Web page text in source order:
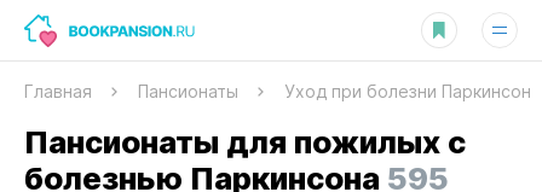
Главная Пансионаты Уход при болезни Паркинсон
Пансионаты для пожилых с
болезнью Паркинсона 595